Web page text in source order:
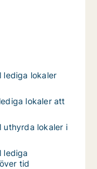
lediga lokaler
lokaler att
uthyrda lokaler i
lediga
tid